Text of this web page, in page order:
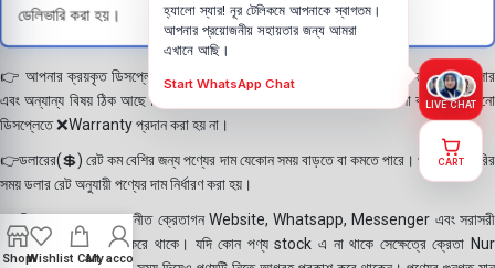
ডেলিভারি করা হয়।
👉 আপনার ক্রয়কৃত ডিসপ্লে স্থায়ী ভাবে লাগানোর আগে মোবাইলে লাগিয়ে চেক করে নিবেন কালার
এবং অন্যান্য বিষয় ঠিক আছে কিনা। শতভাগ নিশ্চিত হয়ে পলি তুলবেন। পলি তোলা বা আঠা লাগানো
ডিসপ্লেতে ❌Warranty প্রদান করা হয় না।
👉ডলারের(💲) রেট কম বেশির জন্য পণ্যের দাম যেকোন সময় বাড়তে বা কমতে পারে। পণ্য ডেলিভারির
সময় ডলার রেট অনুযায়ী পণ্যের দাম নির্ধারণ করা হয়।
👉বিঃ দ্রঃ- আমাদের সম্মানীত ক্রেতাগন Website, Whatsapp, Messenger এবং সরাসরী
ফোন করে পণ্য Order করে থাকে। যদি কোন পণ্য stock এ না থাকে সেক্ষেত্রে ক্রেতা Nur
ShopWishlist CartMy account
হ্যালো স্যার! নূর টেলিকমে আপনাকে স্বাগতম।
আপনার প্রয়োজনীয় সহায়তার জন্য আমরা
এখানে আছি।
Start WhatsApp Chat
LIVE CHAT
CART